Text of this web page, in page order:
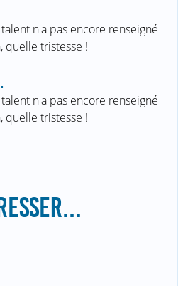
n'a pas encore renseigné
quelle tristesse !
n'a pas encore renseigné
quelle tristesse !